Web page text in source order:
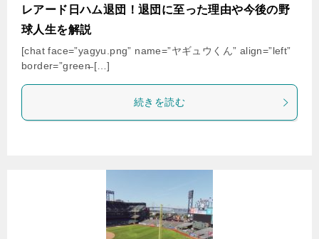
レアード日ハム退団！退団に至った理由や今後の野
球人生を解説
[chat face=”yagyu.png” name=”ヤギュウくん” align=”left”
border=”green̶ […]
続きを読む